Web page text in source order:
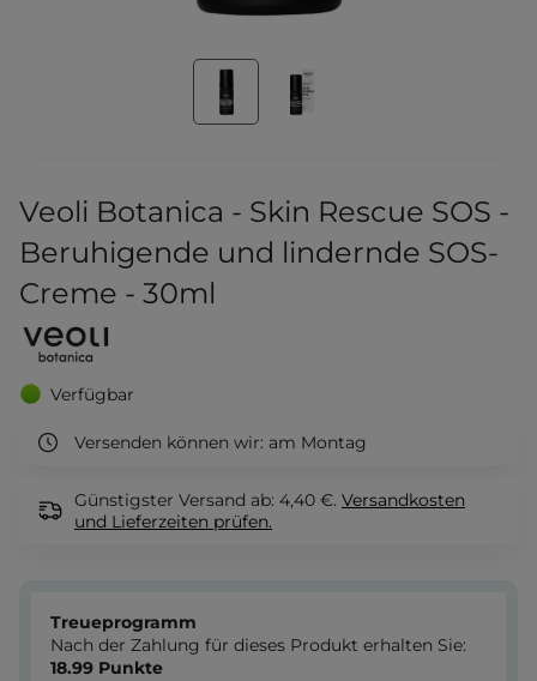
Veoli Botanica - Skin Rescue SOS -
Beruhigende und lindernde SOS-
Creme - 30ml
Verfügbar
Versenden können wir: am Montag
Günstigster Versand ab: 4,40 €. Versandkosten
und Lieferzeiten prüfen.
Treueprogramm
Nach der Zahlung für dieses Produkt erhalten Sie:
18.99 Punkte